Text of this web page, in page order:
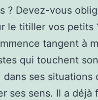
? Devez-vous
le titiller vos petits
tangent à
qui touchent
ses situations
ses sens. Il a déjà